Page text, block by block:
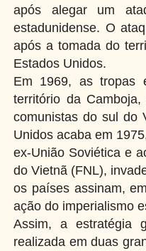
após alegar um
estadunidense. O
após a tomada do
Estados Unidos.
Em 1969, as tropas
território da
comunistas do sul do
Unidos acaba em
ex-União Soviética e
do Vietnã (FNL),
os países assinam,
ação do imperialismo
Assim, a estratégia
realizada em duas